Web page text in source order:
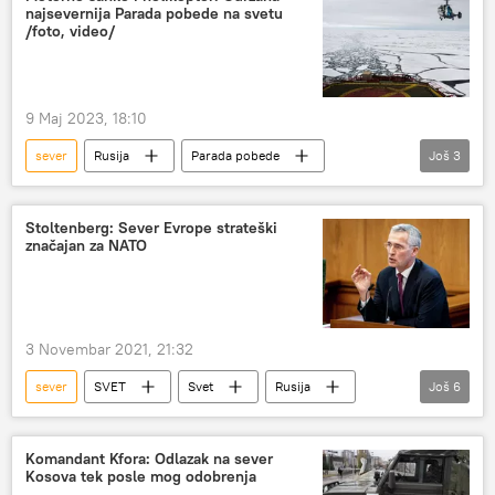
manevri KFOR i KSB
KBS
najsevernija Parada pobede na svetu
/foto, video/
9 Maj 2023, 18:10
sever Rusija
Parada pobede
MULTIMEDIJA
Multimedija
Video-klub
Još 3
Stoltenberg: Sever Evrope strateški
značajan za NATO
3 Novembar 2021, 21:32
sever SVET Svet
Rusija
NATO
Arktik
Jens Stoltenberg
Rusija – vojska i naoružanje
Vojska i naoružanje
Evropa
Još 6
Komandant Kfora: Odlazak na sever
Kosova tek posle mog odobrenja